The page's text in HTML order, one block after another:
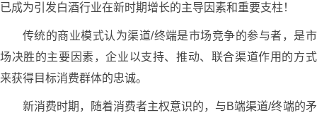
已成为引发白酒行业在新时期增长的主导因素和重要支柱！
传统的商业模式认为渠道/终端是市场竞争的参与者，是市
场决胜的主要因素，企业以支持、推动、联合渠道作用的方式
来获得目标消费群体的忠诚。
新消费时期，随着消费者主权意识的，与B端渠道/终端的矛